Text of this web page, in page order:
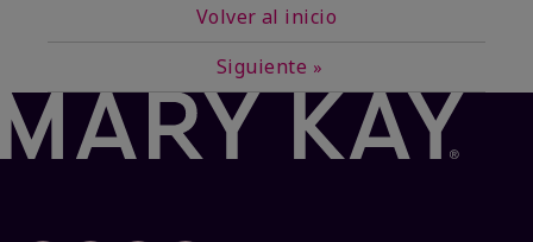
Volver al inicio
Siguiente »